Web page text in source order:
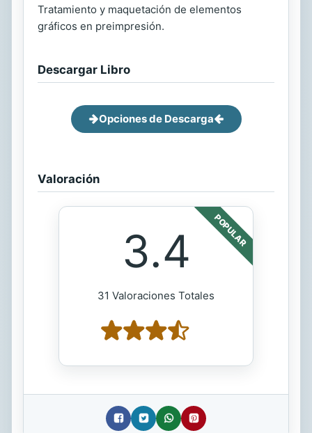
Tratamiento y maquetación de elementos
gráficos en preimpresión.
Descargar Libro
Opciones de Descarga
Valoración
POPULAR
3.4
31 Valoraciones Totales